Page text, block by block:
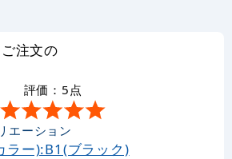
注文の
評価：5点
エーション
ラー):B1(ブラック)